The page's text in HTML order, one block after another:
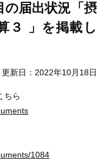
の届出状況「摂
３ 」を掲載し
更新日：2022年10月18日
ちら
1084